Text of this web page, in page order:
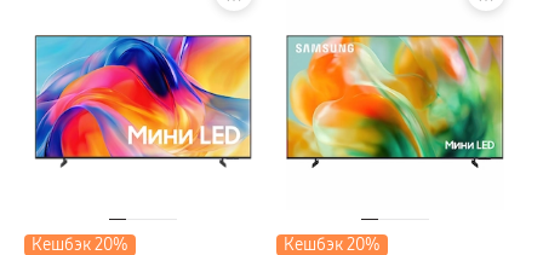
Мультимедиа
гарантия
Наушники
Беспроводные наушники
Проводные наушники
Наушники с шумоподавлением
TWS наушники
Аксессуары
Кешбэк 20%
Кешбэк 20%